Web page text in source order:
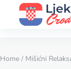
Home / Mišićni